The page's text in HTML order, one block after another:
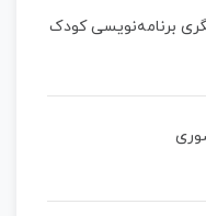
برنامه‌نویسی کودک